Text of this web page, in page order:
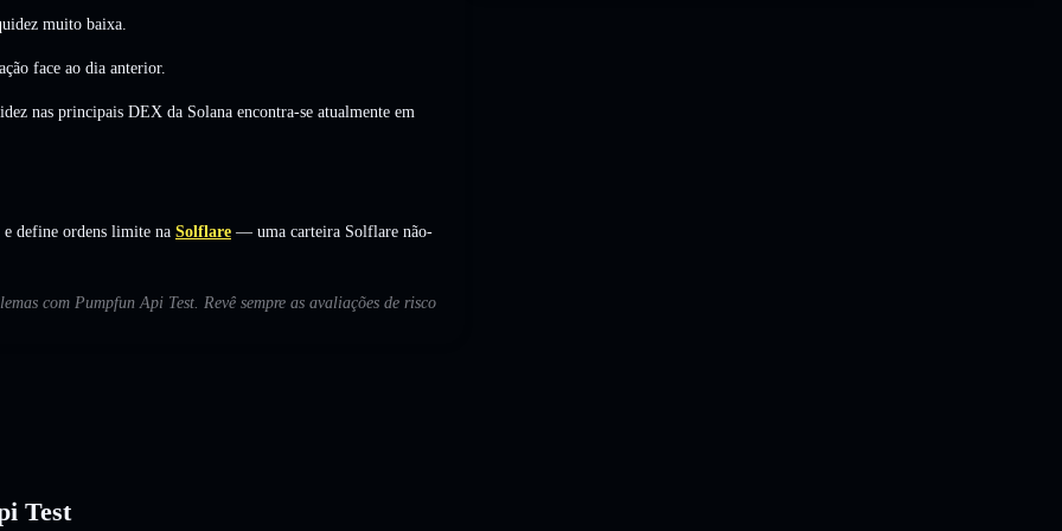
muito baixa.
face ao dia anterior.
nas principais DEX da Solana encontra-se atualmente em
e define ordens limite na Solflare — uma carteira Solflare não-
com Pumpfun Api Test. Revê sempre as avaliações de risco
Test